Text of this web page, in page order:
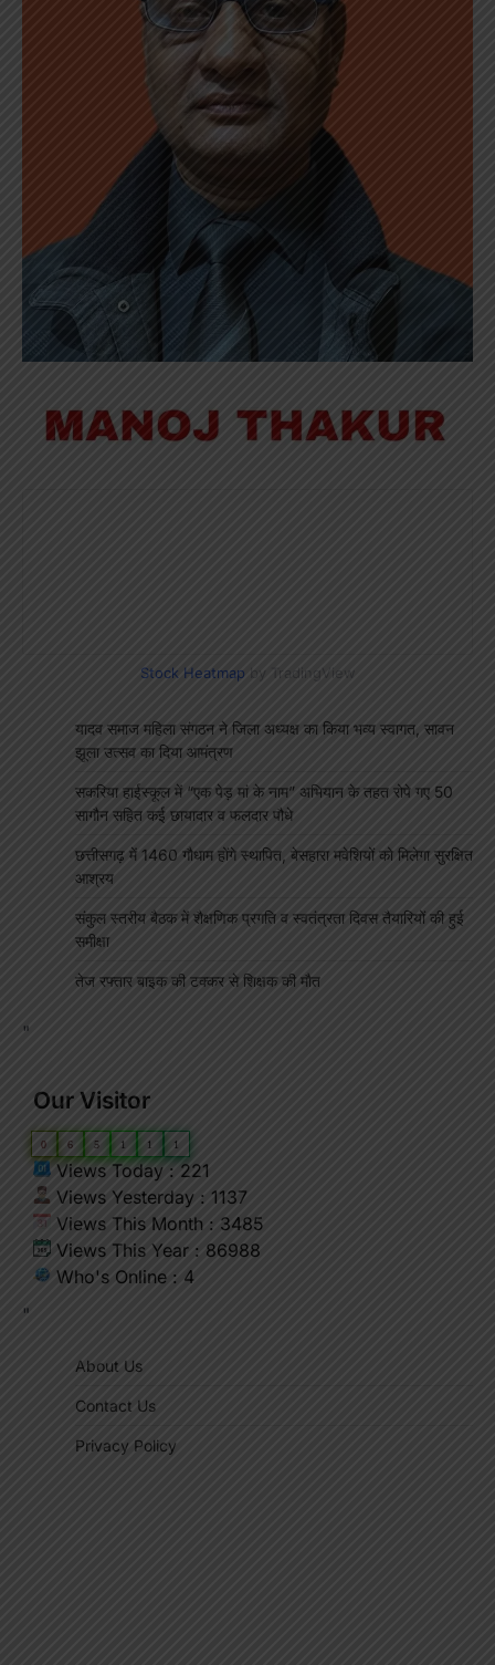
Stock Heatmap by TradingView
यादव समाज महिला संगठन ने जिला अध्यक्ष का किया भव्य स्वागत, सावन
झूला उत्सव का दिया आमंत्रण
सकरिया हाईस्कूल में “एक पेड़ मां के नाम” अभियान के तहत रोपे गए 50
सागौन सहित कई छायादार व फलदार पौधे
छत्तीसगढ़ में 1460 गौधाम होंगे स्थापित, बेसहारा मवेशियों को मिलेगा सुरक्षित
आश्रय
संकुल स्तरीय बैठक में शैक्षणिक प्रगति व स्वतंत्रता दिवस तैयारियों की हुई
समीक्षा
तेज रफ्तार बाइक की टक्कर से शिक्षक की मौत
"
Our Visitor
0 6 5 1 1 1
Views Today : 221
Views Yesterday : 1137
Views This Month : 3485
Views This Year : 86988
Who's Online : 4
"
About Us
Contact Us
Privacy Policy